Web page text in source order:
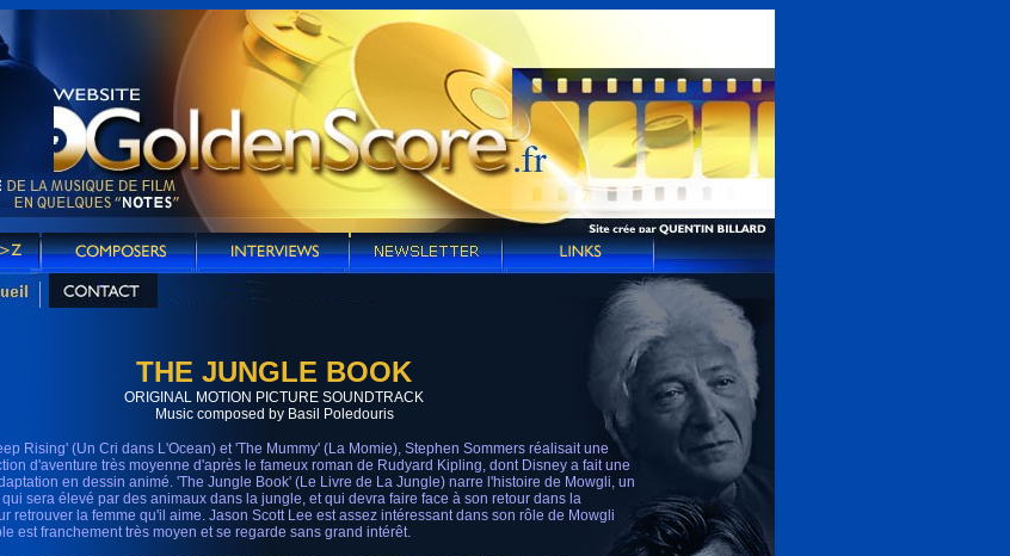
THE JUNGLE BOOK
ORIGINAL MOTION PICTURE SOUNDTRACK
Music composed by Basil Poledouris
Rising' (Un Cri dans L'Ocean) et 'The Mummy' (La Momie), Stephen Sommers réalisait une
d'aventure très moyenne d'après le fameux roman de Rudyard Kipling, dont Disney a fait une
en dessin animé. 'The Jungle Book' (Le Livre de La Jungle) narre l'histoire de Mowgli, un
sera élevé par des animaux dans la jungle, et qui devra faire face à son retour dans la
retrouver la femme qu'il aime. Jason Scott Lee est assez intéressant dans son rôle de Mowgli
est franchement très moyen et se regarde sans grand intérêt.